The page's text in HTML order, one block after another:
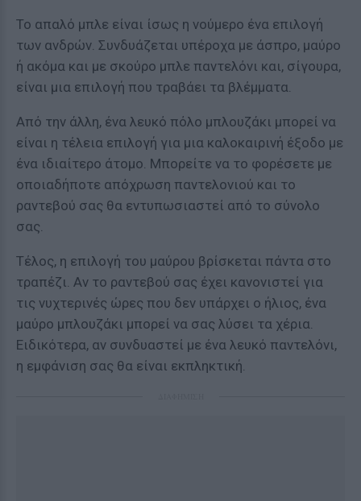
Το απαλό μπλε είναι ίσως η νούμερο ένα επιλογή
των ανδρών. Συνδυάζεται υπέροχα με άσπρο, μαύρο
ή ακόμα και με σκούρο μπλε παντελόνι και, σίγουρα,
είναι μια επιλογή που τραβάει τα βλέμματα.
Από την άλλη, ένα λευκό πόλο μπλουζάκι μπορεί να
είναι η τέλεια επιλογή για μια καλοκαιρινή έξοδο με
ένα ιδιαίτερο άτομο. Μπορείτε να το φορέσετε με
οποιαδήποτε απόχρωση παντελονιού και το
ραντεβού σας θα εντυπωσιαστεί από το σύνολο
σας.
Τέλος, η επιλογή του μαύρου βρίσκεται πάντα στο
τραπέζι. Αν το ραντεβού σας έχει κανονιστεί για
τις νυχτερινές ώρες που δεν υπάρχει ο ήλιος, ένα
μαύρο μπλουζάκι μπορεί να σας λύσει τα χέρια.
Ειδικότερα, αν συνδυαστεί με ένα λευκό παντελόνι,
η εμφάνιση σας θα είναι εκπληκτική.